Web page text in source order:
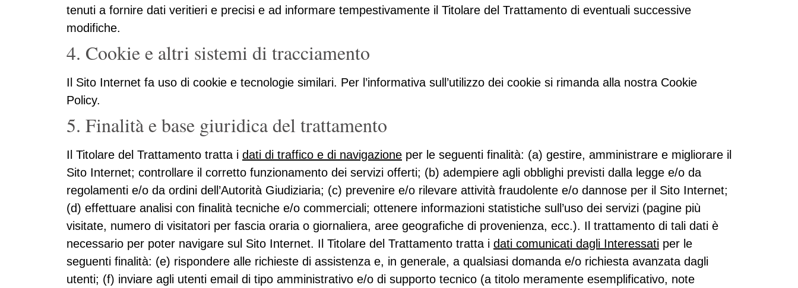
tenuti a fornire dati veritieri e precisi e ad informare tempestivamente il Titolare del Trattamento di eventuali successive
modifiche.
4. Cookie e altri sistemi di tracciamento
Il Sito Internet fa uso di cookie e tecnologie similari. Per l’informativa sull’utilizzo dei cookie si rimanda alla nostra Cookie
Policy.
5. Finalità e base giuridica del trattamento
Il Titolare del Trattamento tratta i dati di traffico e di navigazione per le seguenti finalità: (a) gestire, amministrare e migliorare il
Sito Internet; controllare il corretto funzionamento dei servizi offerti; (b) adempiere agli obblighi previsti dalla legge e/o da
regolamenti e/o da ordini dell’Autorità Giudiziaria; (c) prevenire e/o rilevare attività fraudolente e/o dannose per il Sito Internet;
(d) effettuare analisi con finalità tecniche e/o commerciali; ottenere informazioni statistiche sull’uso dei servizi (pagine più
visitate, numero di visitatori per fascia oraria o giornaliera, aree geografiche di provenienza, ecc.). Il trattamento di tali dati è
necessario per poter navigare sul Sito Internet. Il Titolare del Trattamento tratta i dati comunicati dagli Interessati per le
seguenti finalità: (e) rispondere alle richieste di assistenza e, in generale, a qualsiasi domanda e/o richiesta avanzata dagli
utenti; (f) inviare agli utenti email di tipo amministrativo e/o di supporto tecnico (a titolo meramente esemplificativo, note